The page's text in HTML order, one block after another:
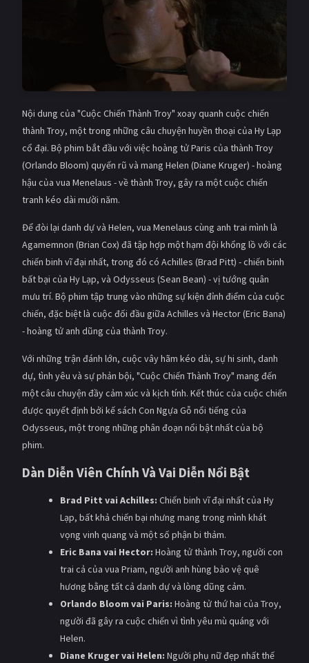
BLOG
Nội dung của "Cuộc Chiến Thành Troy" xoay quanh cuộc chiến
thành Troy, một trong những câu chuyện huyền thoại của Hy Lạp
cổ đại. Bộ phim bắt đầu với việc hoàng tử Paris của thành Troy
(Orlando Bloom) quyến rũ và mang Helen (Diane Kruger) - hoàng
hậu của vua Menelaus - về thành Troy, gây ra một cuộc chiến
tranh kéo dài mười năm.
Để đòi lại danh dự và Helen, vua Menelaus cùng anh trai mình là
Agamemnon (Brian Cox) đã tập hợp một hạm đội khổng lồ với các
chiến binh vĩ đại nhất, trong đó có Achilles (Brad Pitt) - chiến binh
bất bại của Hy Lạp, và Odysseus (Sean Bean) - vị tướng quân
mưu trí. Bộ phim tập trung vào những sự kiện đỉnh điểm của cuộc
chiến, đặc biệt là cuộc đối đầu giữa Achilles và Hector (Eric Bana)
- hoàng tử anh dũng của thành Troy.
Với những trận đánh lớn, cuộc vây hãm kéo dài, sự hi sinh, danh
dự, tình yêu và sự phản bội, "Cuộc Chiến Thành Troy" mang đến
một câu chuyện đầy cảm xúc và kịch tính. Kết thúc của cuộc chiến
được quyết định bởi kế sách Con Ngựa Gỗ nổi tiếng của
Odysseus, một trong những phân đoạn nổi bật nhất của bộ
phim.
Dàn Diễn Viên Chính Và Vai Diễn Nổi Bật
Brad Pitt vai Achilles: Chiến binh vĩ đại nhất của Hy
Lạp, bất khả chiến bại nhưng mang trong mình khát
vọng vinh quang và một số phận bi thảm.
Eric Bana vai Hector: Hoàng tử thành Troy, người con
trai cả của vua Priam, người anh hùng bảo vệ quê
hương bằng tất cả danh dự và lòng dũng cảm.
Orlando Bloom vai Paris: Hoàng tử thứ hai của Troy,
người đã gây ra cuộc chiến vì tình yêu mù quáng với
Helen.
Diane Kruger vai Helen: Người phụ nữ đẹp nhất thế